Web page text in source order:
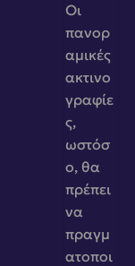
Οι
πανορ
αμικές
ακτινο
γραφίε
ς,
ωστόσ
ο, θα
πρέπει
να
πραγμ
ατοποι